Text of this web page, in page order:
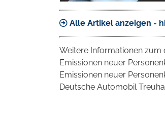
Alle Artikel anzeigen -
Weitere Informationen zum
Emissionen neuer
Emissionen neuer
Deutsche Automobil